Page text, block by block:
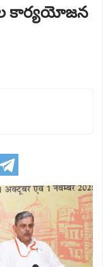
కార్యయోజన